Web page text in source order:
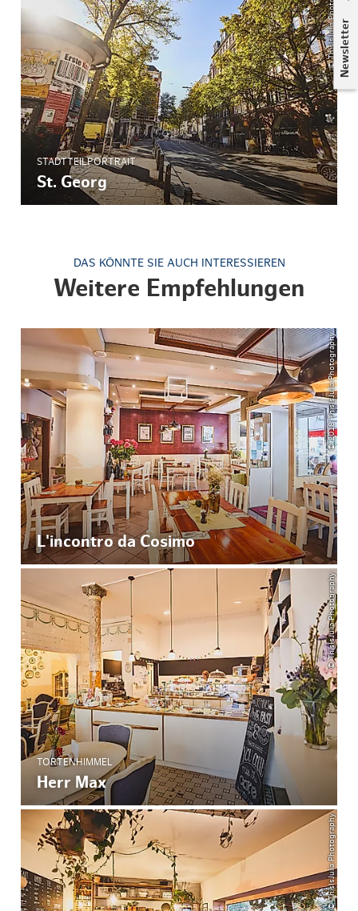
Newsletter
© ThisIsJulia Photography
STADTTEILPORTRAIT
St. Georg
DAS KÖNNTE SIE AUCH INTERESSIEREN
Weitere Empfehlungen
© 2018 ThisIsJulia Photography
L'incontro da Cosimo
© ThisIsJulia Photography
TORTENHIMMEL
Herr Max
© ThisIsJulia Photography